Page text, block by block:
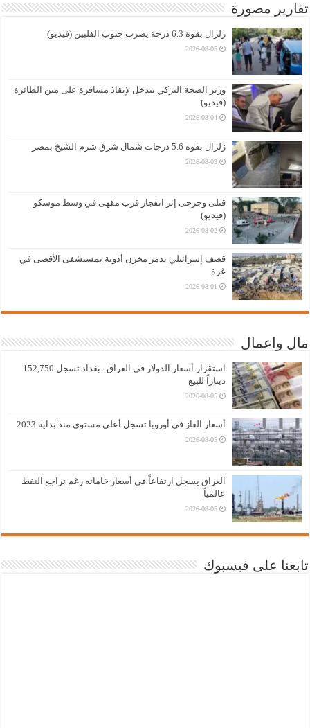
تقارير مصورة
زلزال بقوة 6.3 درجة يضرب جنوب الفلبين (فيديو)
2026-08-05
وزير الصحة التركي يتدخل لإنقاذ مسافرة على متن الطائرة
(فيديو)
2026-08-04
زلزال بقوة 5.6 درجات شمال شرق شرم الشيخ بمصر
2026-08-03
قتلى وجرحى إثر انفجار قرب مقهى في وسط موسكو
(فيديو)
2026-08-02
قصف إسرائيلي يدمر مخزن أدوية بمستشفى الأقصى في
غزة
2026-08-01
مال واعمال
استقرار أسعار الدولار في العراق.. بغداد تسجل 152,750
ديناراً للبيع
2026-08-05
أسعار الغاز في أوروبا تسجل أعلى مستوى منذ بداية 2023
2026-08-05
العراق يسجل ارتفاعاً في أسعار خاماته رغم تراجع النفط
عالمياً
2026-08-05
تابعنا على فيسبوك